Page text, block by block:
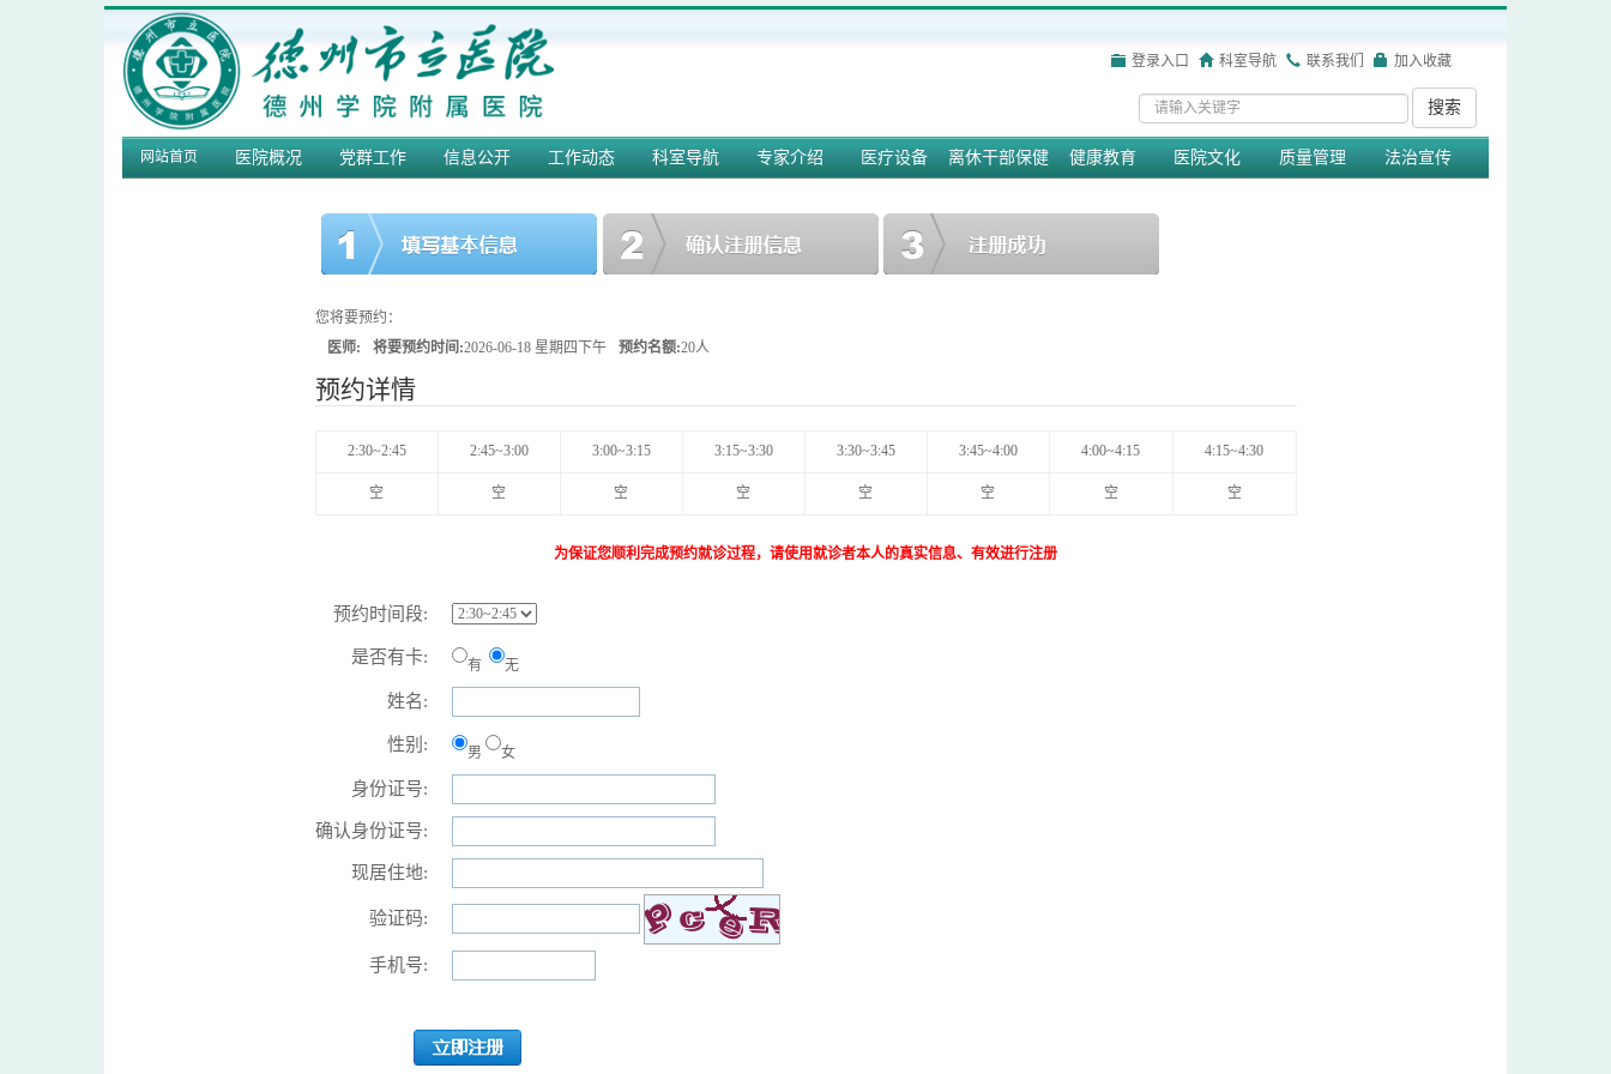
登录入口 科室导航 联系我们 加入收藏
搜索
网站首页 医院概况 党群工作 信息公开 工作动态 科室导航 专家介绍 医疗设备 离休干部保健 健康教育 医院文化 质量管理 法治宣传
您将要预约：
医师:
将要预约时间:2026-06-18 星期四下午 预约名额:20人
预约详情
2:30~2:45 2:45~3:00 3:00~3:15 3:15~3:30 3:30~3:45 3:45~4:00 4:00~4:15 4:15~4:30
空 空 空 空 空 空 空 空
为保证您顺利完成预约就诊过程，请使用就诊者本人的真实信息、有效进行注册
预约时间段:
是否有卡: 有 无
姓名:
性别: 男 女
身份证号:
确认身份证号:
现居住地:
验证码:
手机号: